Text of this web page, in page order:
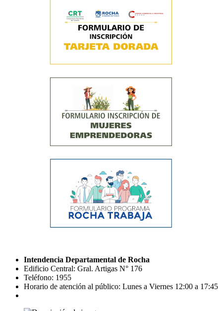
Intendencia Departamental de Rocha
Edificio Central: Gral. Artigas N° 176
Teléfono: 1955
Horario de atención al público: Lunes a Viernes 12:00 a 17:45